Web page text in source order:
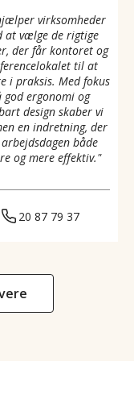
virksomheder
at vælge de rigtige
der får kontoret og
til at
i praksis. Med fokus
god ergonomi og
design skaber vi
en indretning, der
både
og mere effektiv."
20 87 79 37